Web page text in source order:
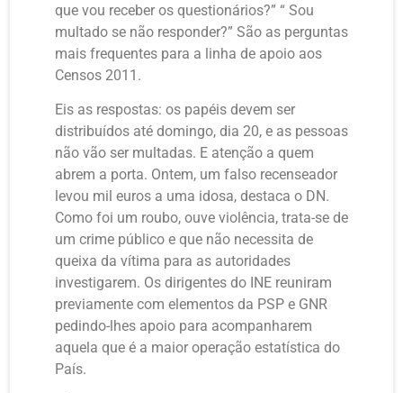
que vou receber os questionários?” “ Sou
multado se não responder?” São as perguntas
mais frequentes para a linha de apoio aos
Censos 2011.
Eis as respostas: os papéis devem ser
distribuídos até domingo, dia 20, e as pessoas
não vão ser multadas. E atenção a quem
abrem a porta. Ontem, um falso recenseador
levou mil euros a uma idosa, destaca o DN.
Como foi um roubo, ouve violência, trata-se de
um crime público e que não necessita de
queixa da vítima para as autoridades
investigarem. Os dirigentes do INE reuniram
previamente com elementos da PSP e GNR
pedindo-lhes apoio para acompanharem
aquela que é a maior operação estatística do
País.